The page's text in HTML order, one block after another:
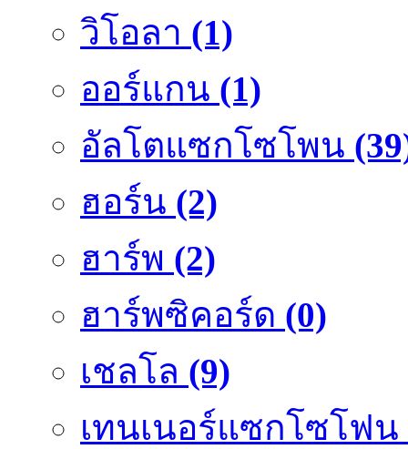
วิโอลา (1)
ออร์แกน (1)
อัลโตแซกโซโพน
ฮอร์น (2)
ฮาร์พ (2)
ฮาร์พซิคอร์ด (0)
เชลโล (9)
เทนเนอร์แซกโซโฟน